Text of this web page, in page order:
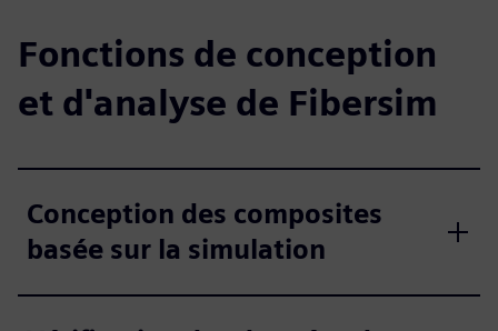
Fonctions de conception
et d'analyse de Fibersim
Conception des composites
basée sur la simulation